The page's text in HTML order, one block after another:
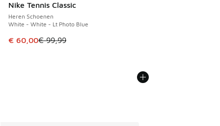
Nike Tennis Classic
Heren Schoenen
White - White - Lt Photo Blue
Dit artikel is in de uitverkoop. Dit artikel is in de
€ 60,00€ 99,99